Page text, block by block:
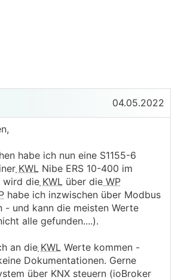
04.05.2022
habe ich nun eine S1155-6
KWL Nibe ERS 10-400 im
wird die KWL über die WP
habe ich inzwischen über Modbus
- und kann die meisten Werte
alle gefunden....).
an die KWL Werte kommen -
Dokumentationen. Gerne
über KNX steuern (ioBroker